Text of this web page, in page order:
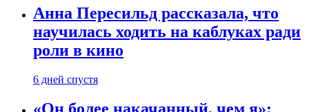
Анна Пересильд рассказала, что
научилась ходить на каблуках ради
роли в кино
6 дней спустя
«Он более накачанный, чем я»: